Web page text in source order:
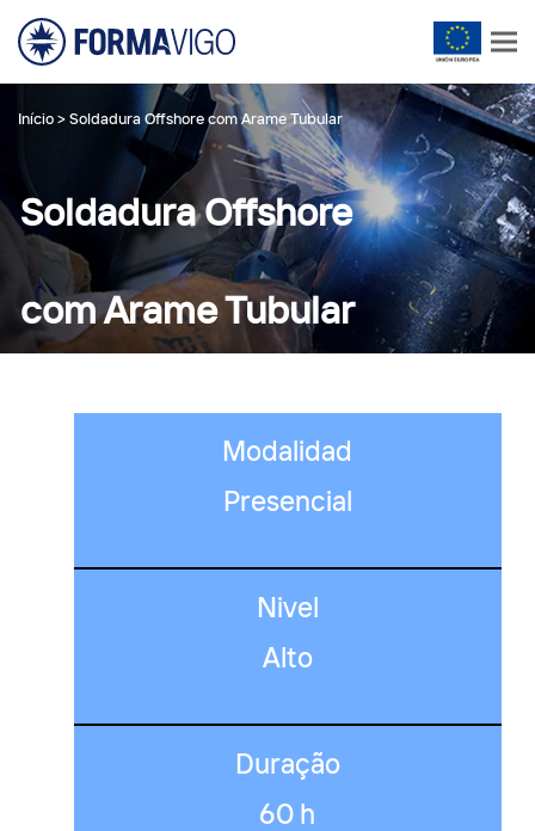
Início > Soldadura Offshore com Arame Tubular
Soldadura Offshore
com Arame Tubular
Modalidad
Presencial
Nivel
Alto
Duração
60 h